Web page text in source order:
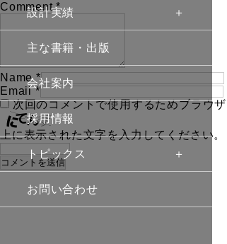
設計実績
主な書籍・出版
会社案内
採用情報
トピックス
お問い合わせ
Comment *
Name *
Email *
次回のコメントで使用するためブラウ
上に表示された文字を入力してください。